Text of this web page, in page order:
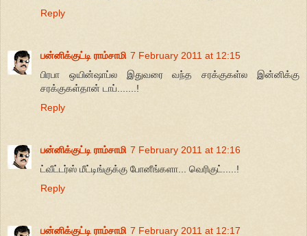
Reply
பன்னிக்குட்டி ராம்சாமி 7 February 2011 at 12:15
பிரபா ஒயின்ஷாப்ல இதுவரை வந்த சரக்குகள்ல இன்னிக்கு
சரக்குகள்தான் டாப்.......!
Reply
பன்னிக்குட்டி ராம்சாமி 7 February 2011 at 12:16
ட்வீட்டர்ஸ் மீட்டிங்குக்கு போனீங்களா... வெரிகுட்.....!
Reply
பன்னிக்குட்டி ராம்சாமி 7 February 2011 at 12:17